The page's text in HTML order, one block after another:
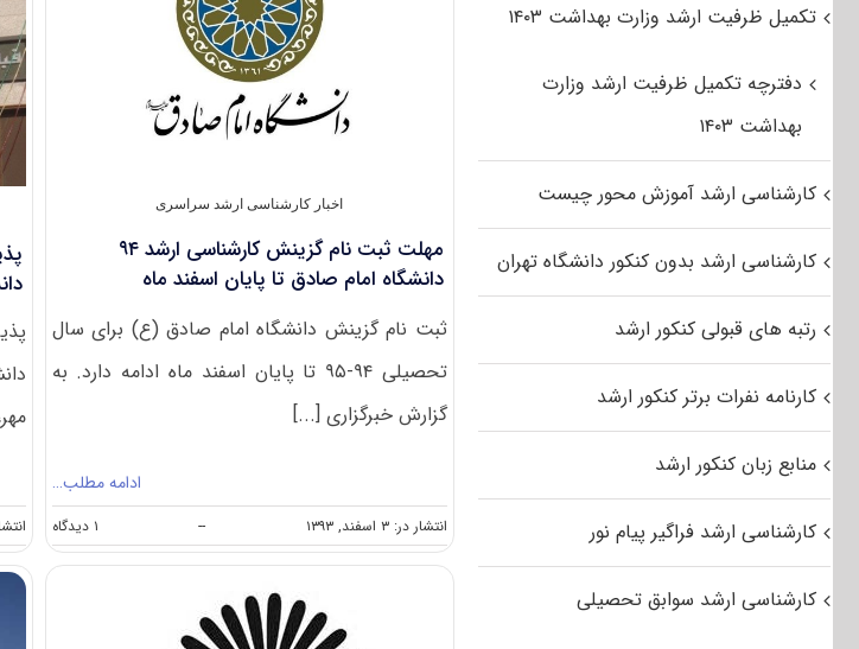
دولت
مقطع
اخبار کارشناسی ارشد سراسری
مهلت ثبت نام گزینش کارشناسی ارشد ۹۴
دانشگاه امام صادق تا پایان اسفند ماه
ثبت نام گزینش دانشگاه امام صادق (ع) برای سال
تحصیلی ۹۴-۹۵ تا پایان اسفند ماه ادامه دارد. به
گزارش خبرگزاری [...]
ادامه مطلب…
انتشار در: ۳ اسفند, ۱۳۹۳ -- ۱ دیدگاه
مهلت
ثبت
انتشار
تکمیل ظرفیت ارشد وزارت بهداشت ۱۴۰۳
دفترچه تکمیل ظرفیت ارشد وزارت
بهداشت ۱۴۰۳
کارشناسی ارشد آموزش محور چیست
کارشناسی ارشد بدون کنکور دانشگاه تهران
رتبه های قبولی کنکور ارشد
کارنامه نفرات برتر کنکور ارشد
منابع زبان کنکور ارشد
کارشناسی ارشد فراگیر پیام نور
کارشناسی ارشد سوابق تحصیلی